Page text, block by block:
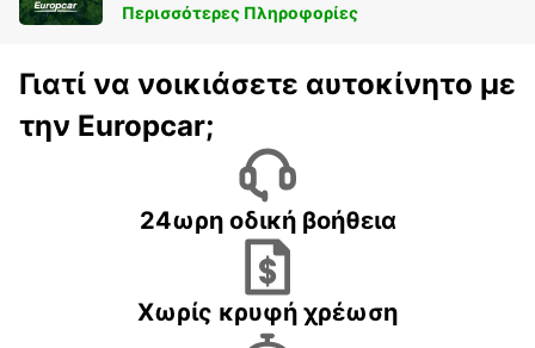
Περισσότερες Πληροφορίες
Γιατί να νοικιάσετε αυτοκίνητο με
την Europcar;
24ωρη οδική βοήθεια
Χωρίς κρυφή χρέωση